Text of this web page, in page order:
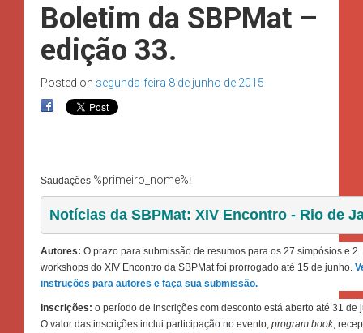
Boletim da SBPMat –
edição 33.
Posted on segunda-feira 8 de junho de 2015
Saudações %primeiro_nome%!
Notícias da SBPMat: XIV Encontro - Rio de
Autores: O prazo para submissão de resumos para os 27 simpósios e 2
workshops do XIV Encontro da SBPMat foi prorrogado até 15 de junho.
instruções para autores e faça sua submissão.
Inscrições: o período de inscrições com desconto está aberto até 31 de
O valor das inscrições inclui participação no evento, program book,